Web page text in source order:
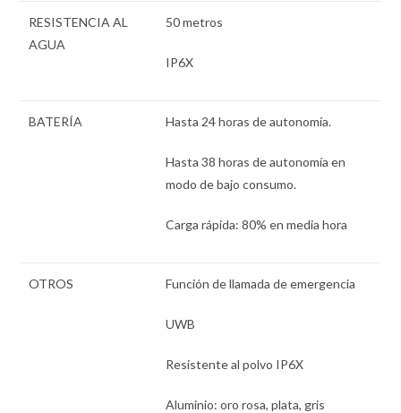
RESISTENCIA AL
AGUA
50 metros
IP6X
BATERÍA Hasta 24 horas de autonomía.
Hasta 38 horas de autonomía en
modo de bajo consumo.
Carga rápida: 80% en media hora
OTROS Función de llamada de emergencia
UWB
Resistente al polvo IP6X
Aluminio: oro rosa, plata, gris